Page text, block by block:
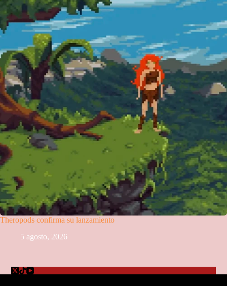
Theropods confirma su lanzamiento
5 agosto, 2026